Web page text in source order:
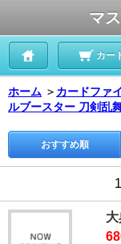
マ
カー
ホーム ＞ カードファ
ルブースター 刀剣乱
おすすめ順